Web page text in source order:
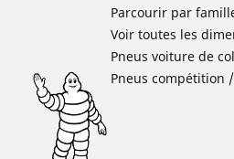
Parcourir par
Voir toutes les
Pneus voiture de
Pneus compétition